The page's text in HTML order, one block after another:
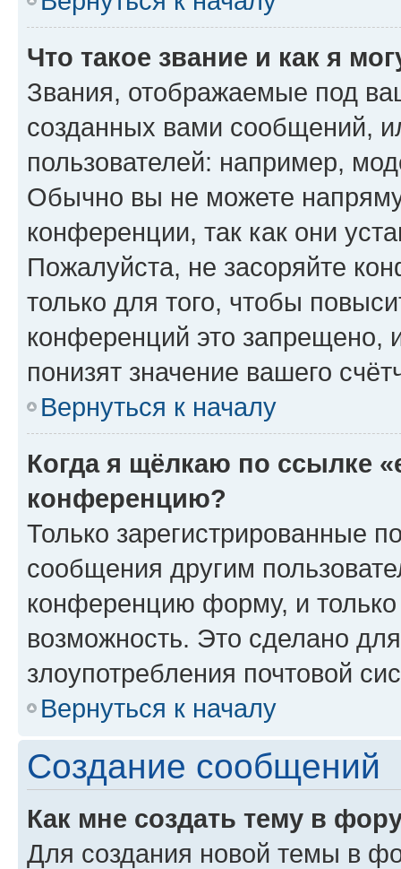
Что такое звание и как я
Звания, отображаемые под
созданных вами сообщений,
пользователей: например,
Обычно вы не можете
конференции, так как они
Пожалуйста, не засоряйте
только для того, чтобы
конференций это запрещено,
понизят значение вашего
Вернуться к началу
Когда я щёлкаю по ссылке
конференцию?
Только зарегистрированные
сообщения другим
конференцию форму, и
возможность. Это сделано
злоупотребления почтовой
Вернуться к началу
Создание сообщений
Как мне создать тему в
Для создания новой темы в